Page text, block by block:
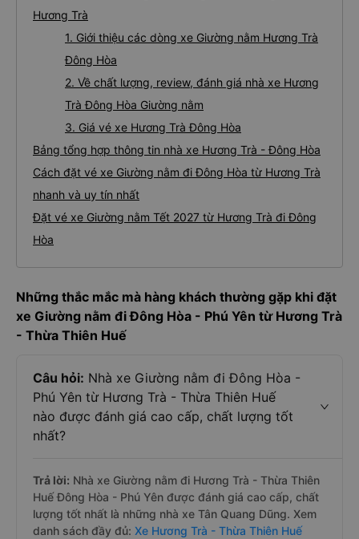
Hương Trà
1. Giới thiệu các dòng xe Giường nằm Hương Trà
Đông Hòa
2. Về chất lượng, review, đánh giá nhà xe Hương
Trà Đông Hòa Giường nằm
3. Giá vé xe Hương Trà Đông Hòa
Bảng tổng hợp thông tin nhà xe Hương Trà - Đông Hòa
Cách đặt vé xe Giường nằm đi Đông Hòa từ Hương Trà
nhanh và uy tín nhất
Đặt vé xe Giường nằm Tết 2027 từ Hương Trà đi Đông
Hòa
Những thắc mắc mà hàng khách thường gặp khi đặt
xe Giường nằm đi Đông Hòa - Phú Yên từ Hương Trà
- Thừa Thiên Huế
Câu hỏi: Nhà xe Giường nằm đi Đông Hòa -
Phú Yên từ Hương Trà - Thừa Thiên Huế
nào được đánh giá cao cấp, chất lượng tốt
nhất?
Trả lời: Nhà xe Giường nằm đi Hương Trà - Thừa Thiên
Huế Đông Hòa - Phú Yên được đánh giá cao cấp, chất
lượng tốt nhất là những nhà xe Tân Quang Dũng. Xem
danh sách đầy đủ: Xe Hương Trà - Thừa Thiên Huế